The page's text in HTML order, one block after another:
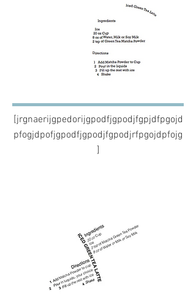
[jrgnaerijgpedorijgpodfjgpodjfgpjdfpgojd
pfogjdpofjgpodfjgpodjfgpodjrfpgojdpfojg
]